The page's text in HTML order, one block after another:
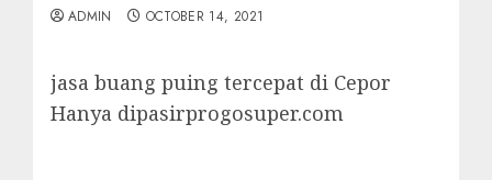
ADMIN OCTOBER 14, 2021
jasa buang puing tercepat di Cepor
Hanya dipasirprogosuper.com